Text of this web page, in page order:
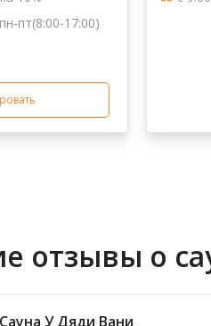
пт(8:00-17:00)
отзывы о
У Дяди Вани